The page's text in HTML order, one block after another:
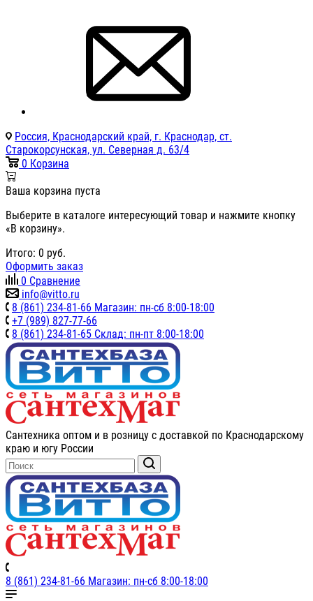
Россия, Краснодарский край, г. Краснодар, ст.
Старокорсунская, ул. Северная д. 63/4
0 Корзина
Ваша корзина пуста
Выберите в каталоге интересующий товар и нажмите кнопку
«В корзину».
Итого: 0 руб.
Оформить заказ
0 Сравнение
info@vitto.ru
8 (861) 234-81-66 Магазин: пн-сб 8:00-18:00
+7 (989) 827-77-66
8 (861) 234-81-65 Склад: пн-пт 8:00-18:00
Сантехника оптом и в розницу с доставкой по Краснодарскому
краю и югу России
8 (861) 234-81-66 Магазин: пн-сб 8:00-18:00